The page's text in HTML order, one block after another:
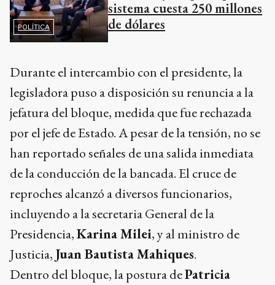
POLÍTICA
sistema cuesta 250 millones
de dólares
Durante el intercambio con el presidente, la
legisladora puso a disposición su renuncia a la
jefatura del bloque, medida que fue rechazada
por el jefe de Estado. A pesar de la tensión, no se
han reportado señales de una salida inmediata
de la conducción de la bancada. El cruce de
reproches alcanzó a diversos funcionarios,
incluyendo a la secretaria General de la
Presidencia,Karina Milei, y al ministro de
Justicia, Juan Bautista Mahiques.
Dentro del bloque, la postura dePatricia